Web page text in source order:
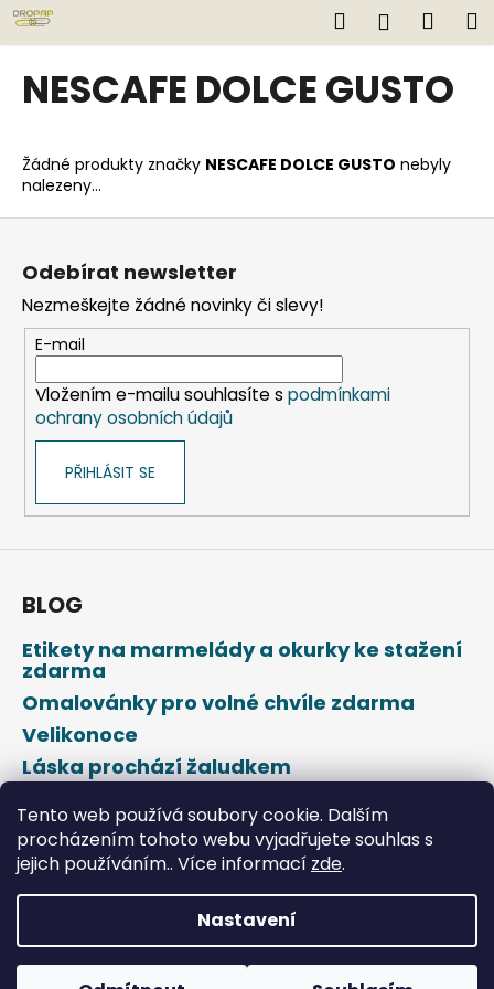
Tento web používá soubory cookie. Dalším
procházením tohoto webu vyjadřujete souhlas s
jejich používáním.. Více informací zde.
Nastavení
Přejít
na
obsah
Hledat
NESCAFE DOLCE GUSTO
Žádné produkty značky NESCAFE DOLCE GUSTO nebyly
nalezeny...
K
o
o
p
ř
e
b
u
e
n
a
j
t
?
D
o
p
r
u
Z
Odebírat newsletter
Nezmeškejte žádné novinky či slevy!
E-mail
Vložením e-mailu souhlasíte s podmínkami
ochrany osobních údajů
PŘIHLÁSIT SE
BLOG
Etikety na marmelády a okurky ke stažení
zdarma
Omalovánky pro volné chvíle zdarma
Velikonoce
Láska prochází žaludkem
Vytvořil Shoptet